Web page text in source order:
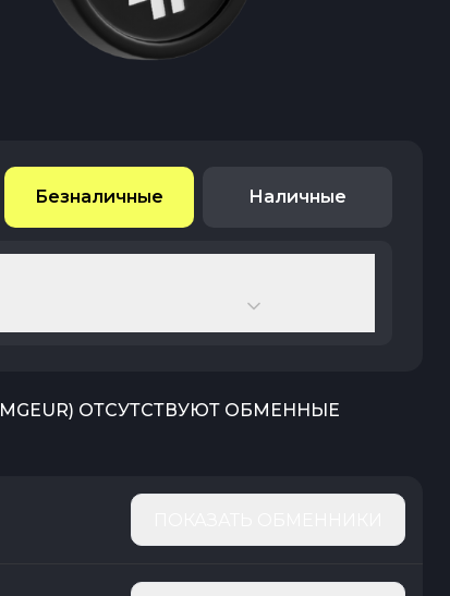
Безналичные Наличные
MGEUR) ОТСУТСТВУЮТ ОБМЕННЫЕ